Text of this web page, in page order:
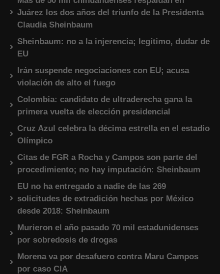
Juárez los dos años del triunfo de la Presidenta
Claudia Sheinbaum
Sheinbaum: no a la injerencia; legítimo, dudar de
EU
Irán suspende negociaciones con EU; acusa
violación de alto el fuego
Colombia: candidato de ultraderecha gana la
primera vuelta de elección presidencial
Cruz Azul celebra la décima estrella en el estadio
Olímpico
Citas de FGR a Rocha y Campos son parte del
procedimiento; no hay imputación: Sheinbaum
EU no ha entregado a nadie de las 269
solicitudes de extradición hechas por México
desde 2018: Sheinbaum
Murieron el año pasado 70 mil estadunidenses
por sobredosis de drogas
Morena va por desafuero contra Maru Campos
por caso CIA